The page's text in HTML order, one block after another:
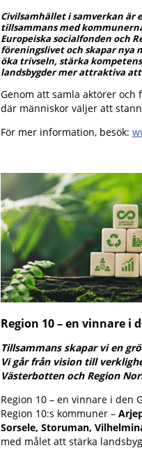
Civilsamhället i samverkan är
tillsammans med
Europeiska socialfonden och
föreningslivet och skapar nya
öka trivseln, stärka
landsbygder mer attraktiva att
Genom att samla aktörer
där människor väljer att
För mer information, besök:
Region 10 – en vinnare i
Tillsammans skapar vi en
Vi går från vision till
Västerbotten och Region
Region 10 – en vinnare i den
Region 10:s kommuner –
Sorsele, Storuman,
med målet att stärka